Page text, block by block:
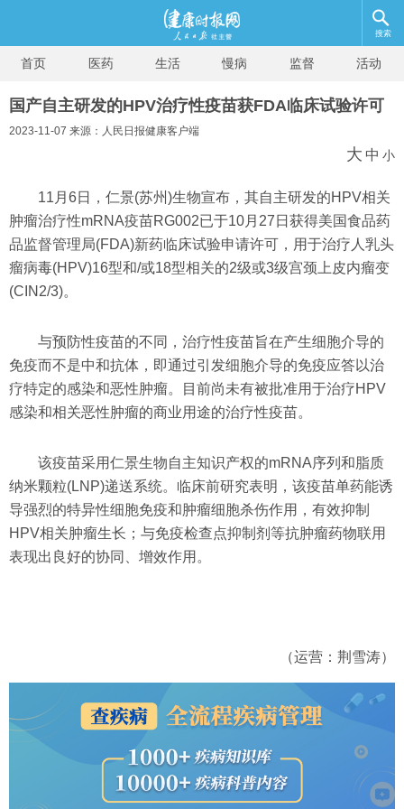
搜索
首页 医药 生活 慢病 监督 活动
国产自主研发的HPV治疗性疫苗获FDA临床试验许可
2023-11-07 来源：人民日报健康客户端
大 中 小
11月6日，仁景(苏州)生物宣布，其自主研发的HPV相关
肿瘤治疗性mRNA疫苗RG002已于10月27日获得美国食品药
品监督管理局(FDA)新药临床试验申请许可，用于治疗人乳头
瘤病毒(HPV)16型和/或18型相关的2级或3级宫颈上皮内瘤变
(CIN2/3)。
与预防性疫苗的不同，治疗性疫苗旨在产生细胞介导的
免疫而不是中和抗体，即通过引发细胞介导的免疫应答以治
疗特定的感染和恶性肿瘤。目前尚未有被批准用于治疗HPV
感染和相关恶性肿瘤的商业用途的治疗性疫苗。
该疫苗采用仁景生物自主知识产权的mRNA序列和脂质
纳米颗粒(LNP)递送系统。临床前研究表明，该疫苗单药能诱
导强烈的特异性细胞免疫和肿瘤细胞杀伤作用，有效抑制
HPV相关肿瘤生长；与免疫检查点抑制剂等抗肿瘤药物联用
表现出良好的协同、增效作用。
（运营：荆雪涛）